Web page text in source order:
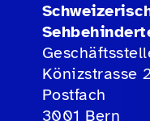
Könizstrasse
Postfach
3001 Bern